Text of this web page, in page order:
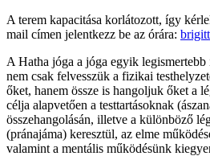
A terem kapacitása korlátozott, így
mail címen jelentkezz be az órára:
A Hatha jóga a jóga egyik legismertebb
nem csak felvesszük a fizikai
őket, hanem össze is hangoljuk őket a
célja alapvetően a testtartásoknak
összehangolásán, illetve a különböző
(pránajáma) keresztül, az elme
valamint a mentális működésünk